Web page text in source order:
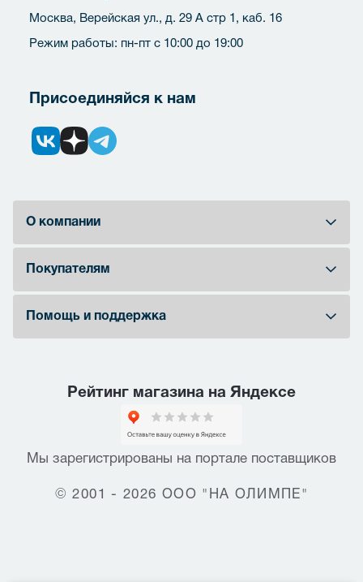
Москва, Верейская ул., д. 29 А стр 1, каб. 16
Режим работы: пн-пт с 10:00 до 19:00
Присоединяйся к нам
О компании
Покупателям
Помощь и поддержка
Рейтинг магазина на Яндексе
Мы зарегистрированы на портале поставщиков
© 2001 - 2026 ООО "НА ОЛИМПЕ"